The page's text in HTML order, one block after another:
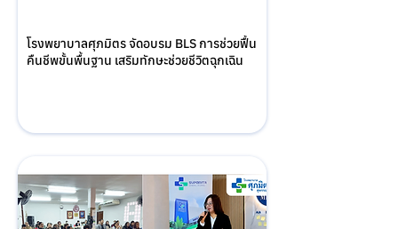
โรงพยาบาลศุภมิตร จัดอบรม BLS การช่วยฟื้น
คืนชีพขั้นพื้นฐาน เสริมทักษะช่วยชีวิตฉุกเฉิน